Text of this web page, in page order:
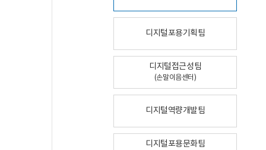
디지털포용기획팀
디지털접근성팀
(손말이음센터)
디지털역량개발팀
디지털포용문화팀